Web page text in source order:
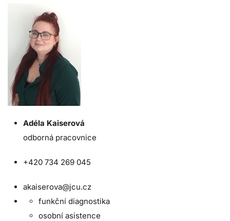
Adéla Kaiserová
odborná pracovnice
+420 734 269 045
akaiserova@jcu.cz
funkční diagnostika
osobní asistence